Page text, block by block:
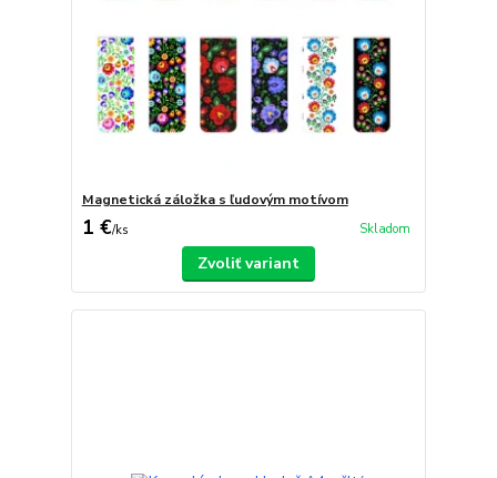
Magnetická záložka s ľudovým motívom
1 €/ks Skladom
Zvoliť variant